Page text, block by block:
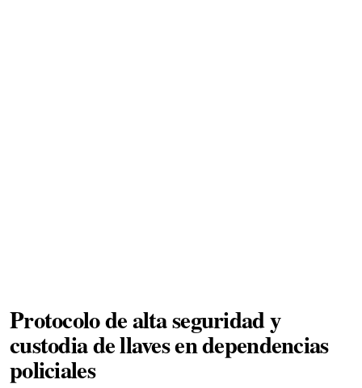
Protocolo de alta seguridad y
custodia de llaves en dependencias
policiales